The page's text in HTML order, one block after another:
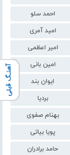
احمد سلو
امید آمری
امیر اعظمی
امین بانی
ایوان بند
بردیا
بهنام صفوی
پویا بیاتی
حامد برادران
آهنـگ قبلی